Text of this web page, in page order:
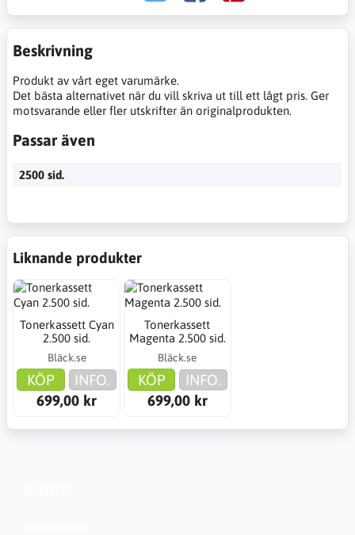
Beskrivning
Produkt av vårt eget varumärke.
Det bästa alternativet när du vill skriva ut till ett lågt pris. Ger
motsvarande eller fler utskrifter än originalprodukten.
Passar även
2500 sid.
Liknande produkter
Tonerkassett Cyan
2.500 sid.
Bläck.se
KÖP
INFO.
699,00 kr
Tonerkassett
Magenta 2.500 sid.
Bläck.se
KÖP
INFO.
699,00 kr